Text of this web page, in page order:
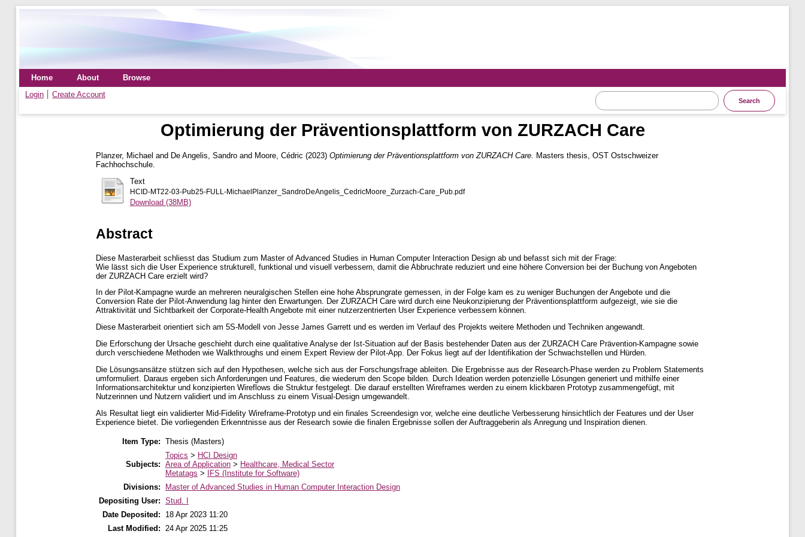
Home About
Browse
Login
Create Account
Optimierung der Präventionsplattform von ZURZACH Care
Planzer, Michael and De Angelis, Sandro and Moore, Cédric (2023) Optimierung der Präventionsplattform von ZURZACH Care.
Masters thesis, OST Ostschweizer
Fachhochschule.
Text
HCID-MT22-03-Pub25-FULL-MichaelPlanzer_SandroDeAngelis_CedricMoore_Zurzach-Care_Pub.pdf
Download (38MB)
Abstract
Diese Masterarbeit schliesst das Studium zum Master of Advanced Studies in Human Computer Interaction Design ab und befasst sich mit der Frage:
Wie lässt sich die User Experience strukturell, funktional und visuell verbessern, damit die Abbruchrate reduziert und eine höhere Conversion bei der Buchung von Angeboten
der ZURZACH Care erzielt wird?
In der Pilot-Kampagne wurde an mehreren neuralgischen Stellen eine hohe Absprungrate gemessen, in der Folge kam es zu weniger Buchungen der Angebote und die
Conversion Rate der Pilot-Anwendung lag hinter den Erwartungen. Der ZURZACH Care wird durch eine Neukonzipierung der Präventionsplattform aufgezeigt, wie sie die
Attraktivität und Sichtbarkeit der Corporate-Health Angebote mit einer nutzerzentrierten User Experience verbessern können.
Diese Masterarbeit orientiert sich am 5S-Modell von Jesse James Garrett und es werden im Verlauf des Projekts weitere Methoden und Techniken angewandt.
Die Erforschung der Ursache geschieht durch eine qualitative Analyse der Ist-Situation auf der Basis bestehender Daten aus der ZURZACH Care Prävention-Kampagne sowie
durch verschiedene Methoden wie Walkthroughs und einem Expert Review der Pilot-App. Der Fokus liegt auf der Identifikation der Schwachstellen und Hürden.
Die Lösungsansätze stützen sich auf den Hypothesen, welche sich aus der Forschungsfrage ableiten. Die Ergebnisse aus der Research-Phase werden zu Problem Statements
umformuliert. Daraus ergeben sich Anforderungen und Features, die wiederum den Scope bilden. Durch Ideation werden potenzielle Lösungen generiert und mithilfe einer
Informationsarchitektur und konzipierten Wireflows die Struktur festgelegt. Die darauf erstellten Wireframes werden zu einem klickbaren Prototyp zusammengefügt, mit
Nutzerinnen und Nutzern validiert und im Anschluss zu einem Visual-Design umgewandelt.
Als Resultat liegt ein validierter Mid-Fidelity Wireframe-Prototyp und ein finales Screendesign vor, welche eine deutliche Verbesserung hinsichtlich der Features und der User
Experience bietet. Die vorliegenden Erkenntnisse aus der Research sowie die finalen Ergebnisse sollen der Auftraggeberin als Anregung und Inspiration dienen.
Item Type: Thesis (Masters)
Subjects:
Topics > HCI Design
Area of Application > Healthcare, Medical Sector
Metatags >
IFS (Institute for Software)
Divisions:
Master of Advanced Studies in Human Computer Interaction Design
Depositing User: Stud. I
Date Deposited:
18 Apr 2023 11:20
Last Modified: 24 Apr 2025 11:25